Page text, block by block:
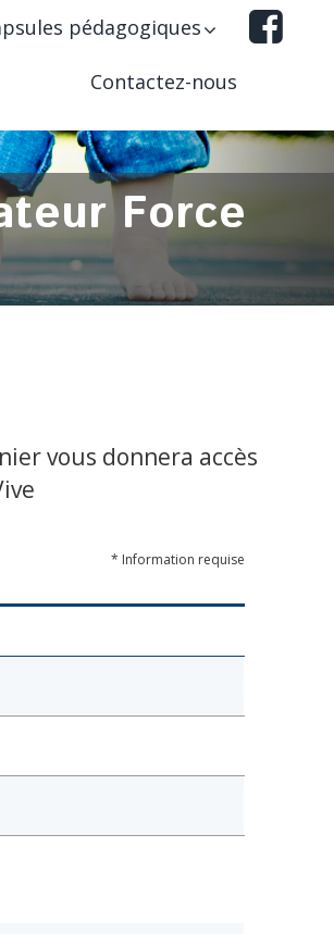
pédagogiques
Contactez-nous
Force
vous donnera accès
* Information requise